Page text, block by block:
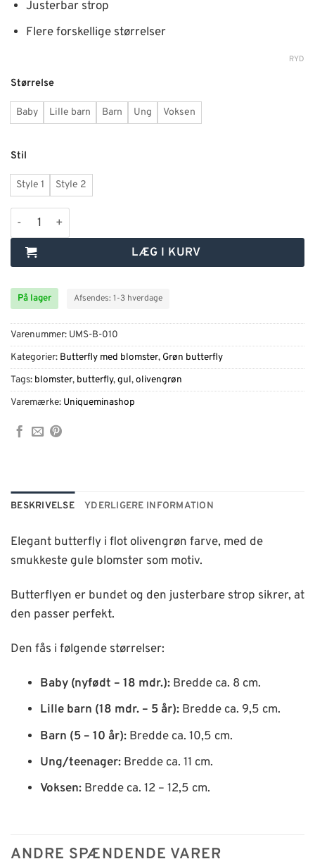
Justerbar strop
Flere forskellige størrelser
Størrelse
Baby Lille barn Barn Ung Voksen
Stil
Style 1 Style 2
RYD
Olivengrøn butterfly med gule blomster antal
LÆG I KURV
På lager Afsendes: 1-3 hverdage
Varenummer: UMS-B-010
Kategorier: Butterfly med blomster, Grøn butterfly
Tags: blomster, butterfly,gul,olivengrøn
Varemærke: Uniqueminashop
BESKRIVELSE YDERLIGERE INFORMATION
Elegant butterfly i flot olivengrøn farve, med de
smukkeste gule blomster som motiv.
Butterflyen er bundet og den justerbare strop sikrer, at
den passer perfekt.
Den fås i følgende størrelser:
Baby (nyfødt – 18 mdr.): Bredde ca. 8 cm.
Lille barn (18 mdr. – 5 år): Bredde ca. 9,5 cm.
Barn (5 – 10 år): Bredde ca. 10,5 cm.
Ung/teenager: Bredde ca. 11 cm.
Voksen: Bredde ca. 12 – 12,5 cm.
ANDRE SPÆNDENDE VARER